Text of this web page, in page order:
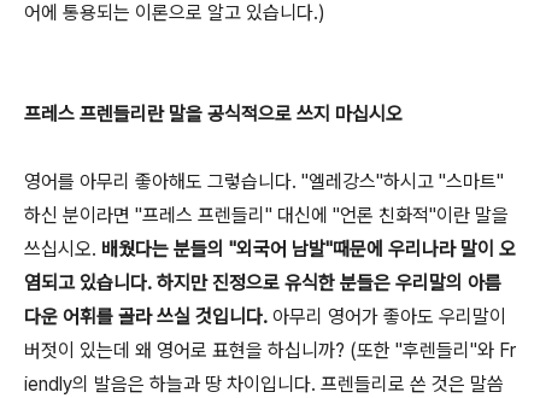
어에 통용되는 이론으로 알고 있습니다.)
프레스 프렌들리란 말을 공식적으로 쓰지 마십시오
영어를 아무리 좋아해도 그렇습니다. "엘레강스"하시고 "스마트"
하신 분이라면 "프레스 프렌들리" 대신에 "언론 친화적"이란 말을
쓰십시오. 배웠다는 분들의 "외국어 남발"때문에 우리나라 말이 오
염되고 있습니다. 하지만 진정으로 유식한 분들은 우리말의 아름
다운 어휘를 골라 쓰실 것입니다. 아무리 영어가 좋아도 우리말이
버젓이 있는데 왜 영어로 표현을 하십니까? (또한 "후렌들리"와 Fr
iendly의 발음은 하늘과 땅 차이입니다. 프렌들리로 쓴 것은 말씀